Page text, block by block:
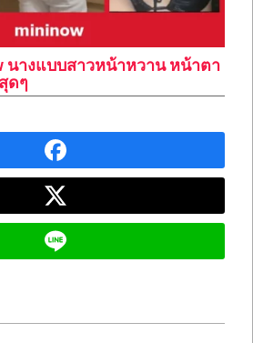
นางแบบสาวหน้าหวาน หน้าตา
ดๆ